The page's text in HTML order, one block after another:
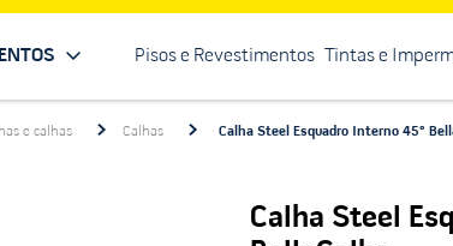
Pisos e Revestimentos Tintas e
e calhas Calhas Calha Steel Esquadro Interno 45°
Calha Steel
1 º porcelanato
2º telha